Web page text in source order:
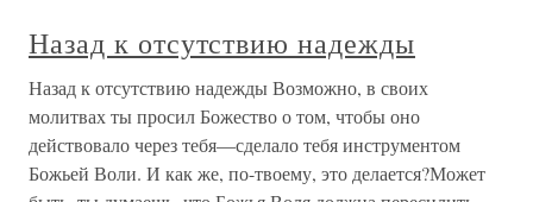
Назад к отсутствию надежды
Назад к отсутствию надежды Возможно, в своих
молитвах ты просил Божество о том, чтобы оно
действовало через тебя—сделало тебя инструментом
Божьей Воли. И как же, по-твоему, это делается?Может